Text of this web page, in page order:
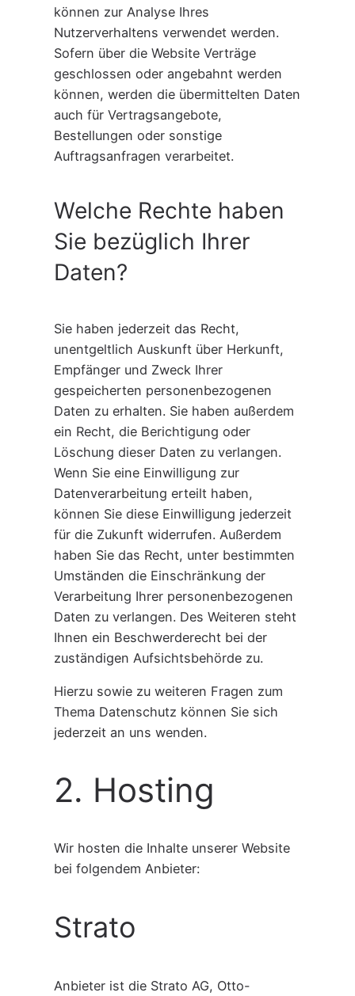
können zur Analyse Ihres
Nutzerverhaltens verwendet werden.
Sofern über die Website Verträge
geschlossen oder angebahnt werden
können, werden die übermittelten Daten
auch für Vertragsangebote,
Bestellungen oder sonstige
Auftragsanfragen verarbeitet.
Welche Rechte haben
Sie bezüglich Ihrer
Daten?
Sie haben jederzeit das Recht,
unentgeltlich Auskunft über Herkunft,
Empfänger und Zweck Ihrer
gespeicherten personenbezogenen
Daten zu erhalten. Sie haben außerdem
ein Recht, die Berichtigung oder
Löschung dieser Daten zu verlangen.
Wenn Sie eine Einwilligung zur
Datenverarbeitung erteilt haben,
können Sie diese Einwilligung jederzeit
für die Zukunft widerrufen. Außerdem
haben Sie das Recht, unter bestimmten
Umständen die Einschränkung der
Verarbeitung Ihrer personenbezogenen
Daten zu verlangen. Des Weiteren steht
Ihnen ein Beschwerderecht bei der
zuständigen Aufsichtsbehörde zu.
Hierzu sowie zu weiteren Fragen zum
Thema Datenschutz können Sie sich
jederzeit an uns wenden.
2. Hosting
Wir hosten die Inhalte unserer Website
bei folgendem Anbieter:
Strato
Anbieter ist die Strato AG, Otto-